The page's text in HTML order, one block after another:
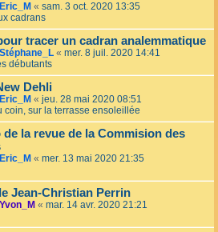
Eric_M « sam. 3 oct. 2020 13:35
cadrans
tracer un cadran analemmatique
Stéphane_L « mer. 8 juil. 2020 14:41
débutants
Dehli
Eric_M « jeu. 28 mai 2020 08:51
coin, sur la terrasse ensoleillée
de la revue de la Commision des
Eric_M « mer. 13 mai 2020 21:35
Jean-Christian Perrin
Yvon_M « mar. 14 avr. 2020 21:21